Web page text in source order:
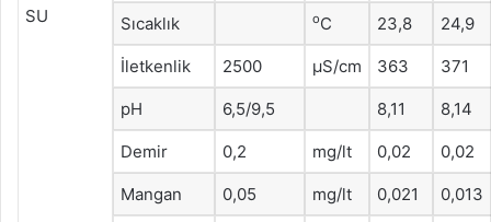
SU
Sıcaklık oC 23,8 24,9
İletkenlik 2500 μS/cm 363 371
pH 6,5/9,5 8,11 8,14
Demir 0,2 mg/lt 0,02 0,02
Mangan 0,05 mg/lt 0,021 0,013